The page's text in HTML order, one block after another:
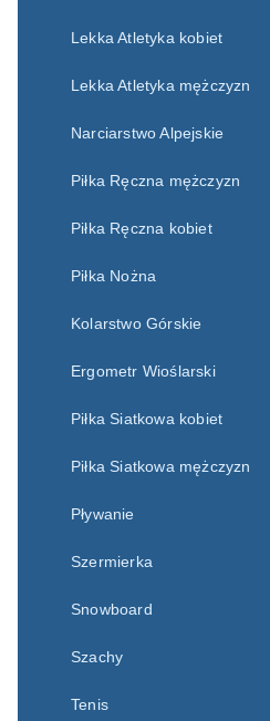
Lekka Atletyka kobiet
Lekka Atletyka mężczyzn
Narciarstwo Alpejskie
Piłka Ręczna mężczyzn
Piłka Ręczna kobiet
Piłka Nożna
Kolarstwo Górskie
Ergometr Wioślarski
Piłka Siatkowa kobiet
Piłka Siatkowa mężczyzn
Pływanie
Szermierka
Snowboard
Szachy
Tenis